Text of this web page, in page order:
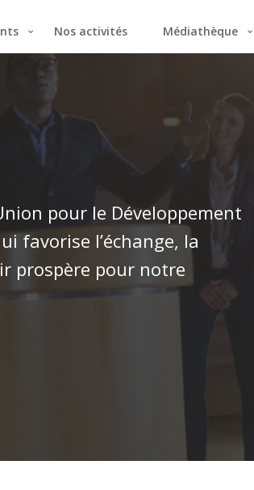
Nos activités Médiathèque
pour le Développement
favorise l’échange, la
prospère pour notre